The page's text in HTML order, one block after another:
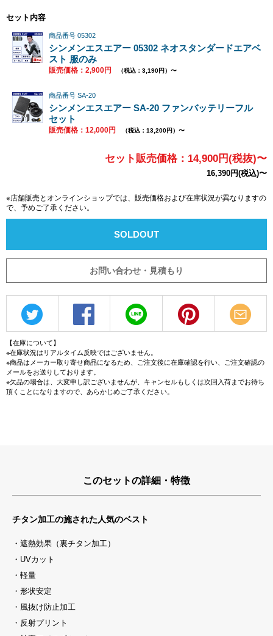
セット内容
商品番号 05302
シンメンエスエアー 05302 ネオスタンダードエアベ
スト 服のみ
販売価格：2,900円 （税込：3,190円）〜
商品番号 SA-20
シンメンエスエアー SA-20 ファンバッテリーフル
セット
販売価格：12,000円 （税込：13,200円）〜
セット販売価格：14,900円(税抜)〜
16,390円(税込)〜
※店舗販売とオンラインショップでは、販売価格および在庫状況が異なりますの
で、予めご了承ください。
SOLDOUT
お問い合わせ・見積もり
【在庫について】
※在庫状況はリアルタイム反映ではございません。
※商品はメーカー取り寄せ商品になるため、ご注文後に在庫確認を行い、ご注文確認の
メールをお送りしております。
※欠品の場合は、大変申し訳ございませんが、キャンセルもしくは次回入荷までお待ち
頂くことになりますので、あらかじめご了承ください。
このセットの詳細・特徴
チタン加工の施された人気のベスト
・遮熱効果（裏チタン加工）
・UVカット
・軽量
・形状安定
・風抜け防止加工
・反射プリント